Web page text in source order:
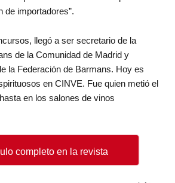
de importadores”.
llegó a ser secretario de la
de la Comunidad de Madrid y
la Federación de Barmans. Hoy es
en CINVE. Fue quien metió el
en los salones de vinos
completo en la revista